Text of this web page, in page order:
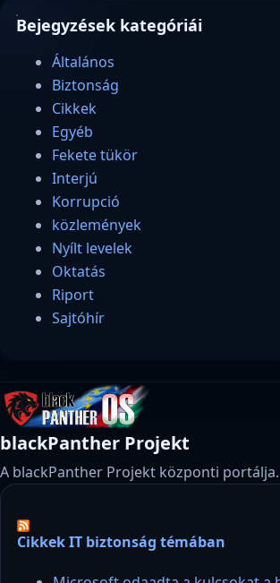
Bejegyzések kategóriái
Általános
Biztonság
Cikkek
Egyéb
Fekete tükör
Interjú
Korrupció
közlemények
Nyílt levelek
Oktatás
Riport
Sajtóhír
blackPanther Projekt
A blackPanther Projekt központi portálja.
Cikkek IT biztonság témában